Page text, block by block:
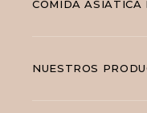
COMIDA ASIÁTICA
NUESTROS